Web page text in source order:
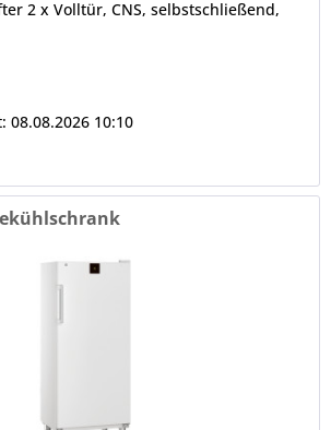
2 x Volltür, CNS, selbstschließend,
10:10